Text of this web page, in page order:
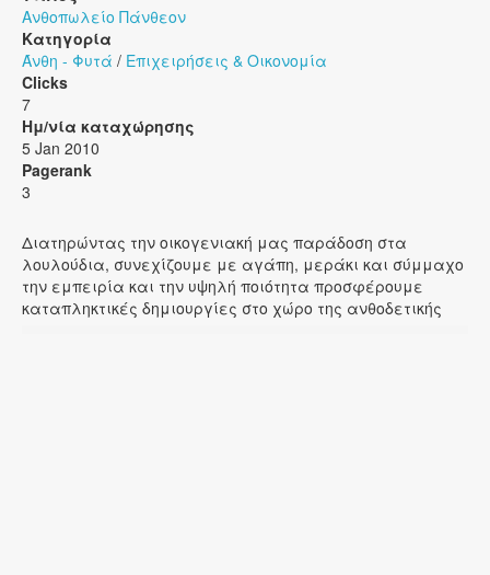
Ανθοπωλείο Πάνθεον
Κατηγορία
Άνθη - Φυτά / Επιχειρήσεις & Οικονομία
Clicks
7
Ημ/νία καταχώρησης
5 Jan 2010
Pagerank
3
Διατηρώντας την οικογενιακή μας παράδοση στα
λουλούδια, συνεχίζουμε με αγάπη, μεράκι και σύμμαχο
την εμπειρία και την υψηλή ποιότητα προσφέρουμε
καταπληκτικές δημιουργίες στο χώρο της ανθοδετικής